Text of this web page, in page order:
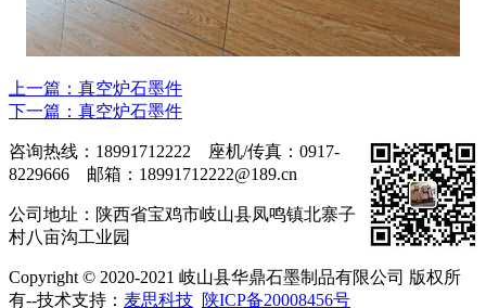
上一篇：真空炉石墨件
下一篇：真空炉石墨件
咨询热线：18991712222 座机/传真：0917-
8229666 邮箱：18991712222@189.cn
公司地址：陕西省宝鸡市岐山县凤鸣镇北寨子
村八亩沟工业园
Copyright © 2020-2021 岐山县华鼎石墨制品有限公司 版权所
有--技术支持： 麦思科技 陕ICP备20008456号